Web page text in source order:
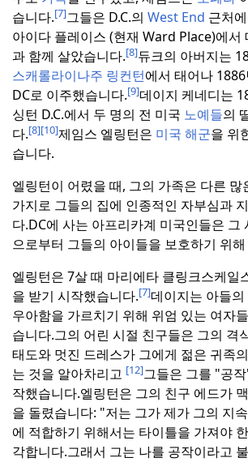
습니다.[7]그들은 D.C.의 West End 근처
아이다 플레이스 (현재 Ward Place)에서
과 함께 살았습니다.[8]듀크의 아버지는
스캐롤라이나주 링컨턴에서 태어나
DC로 이주했습니다.[9]데이지 케네디는
싱턴 D.C.에서 두 명의 전 미국 노예들의
다.[8][10]제임스 엘링턴은 미국 해군을 위
습니다.
엘링턴이 어렸을 때, 그의 가족은 다른 많
가지로 그들의 집에 인종적인 자부심과
다.DC에 사는 아프리카계 미국인들은 그
으로부터 그들의 아이들을 보호하기 위
엘링턴은 7살 때 마리에타 클링크스케일
을 받기 시작했습니다.[7]데이지는 아들
우아함을 가르치기 위해 위엄 있는 여자
습니다.그의 어린 시절 친구들은 그의 격
태도와 멋진 드레스가 그에게 젊은 귀족
는 것을 알아차리고 [12]그들은 그를 "공
작했습니다.엘링턴은 그의 친구 에드가
을 돌렸습니다: "저는 그가 제가 그의 지
에 적합하기 위해서는 타이틀을 가져야
각합니다.그래서 그는 나를 공작이라고